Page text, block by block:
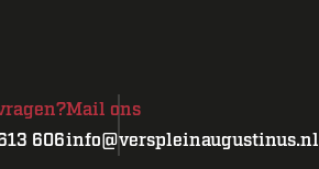
606
Mail ons
info@verspleinaugustinus.nl